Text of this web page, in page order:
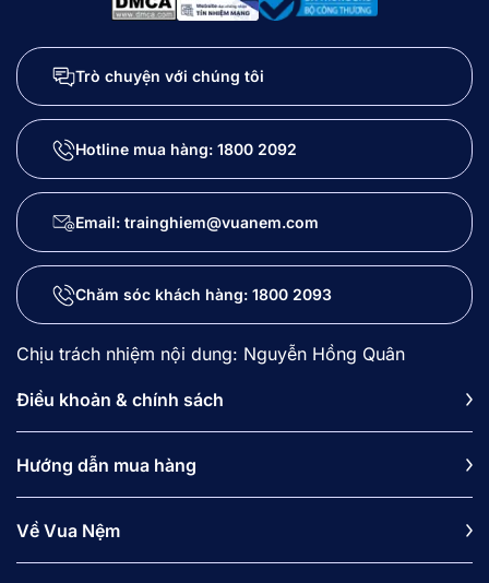
Trò chuyện với chúng tôi
Hotline mua hàng: 1800 2092
Email: trainghiem@vuanem.com
Chăm sóc khách hàng: 1800 2093
Chịu trách nhiệm nội dung: Nguyễn Hồng Quân
Điều khoản & chính sách
Hướng dẫn mua hàng
Về Vua Nệm